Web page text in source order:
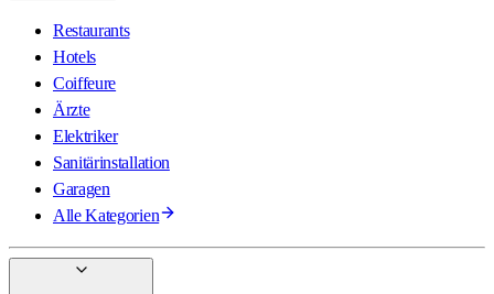
Restaurants
Hotels
Coiffeure
Ärzte
Elektriker
Sanitärinstallation
Garagen
Alle Kategorien